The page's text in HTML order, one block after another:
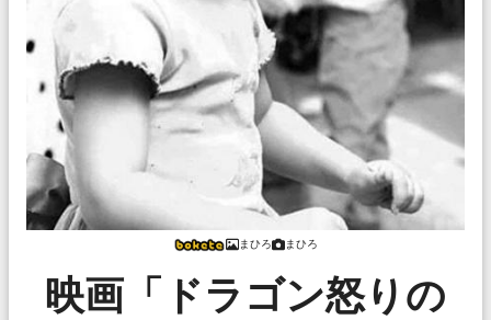
まひろ まひろ
映画「ドラゴン怒りの